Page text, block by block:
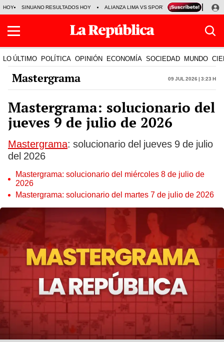
HOY SINUANO RESULTADOS HOY ALIANZA LIMA VS SPORT BOYS JORGE
LO ÚLTIMO POLÍTICA OPINIÓN ECONOMÍA SOCIEDAD MUNDO
Mastergrama 09 Jul 2026 | 3:23 h
Mastergrama: solucionario del
jueves 9 de julio de 2026
Mastergrama: solucionario del jueves 9 de julio
del 2026
Mastergrama: solucionario del miércoles 8 de julio de
2026
Mastergrama: solucionario del martes 7 de julio de 2026